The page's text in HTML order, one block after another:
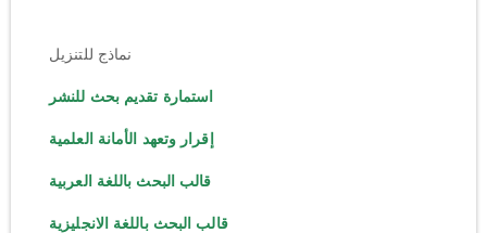
نماذج للتنزيل
استمارة تقديم بحث للنشر
إقرار وتعهد الأمانة العلمية
قالب البحث باللغة العربية
قالب البحث باللغة الانجليزية